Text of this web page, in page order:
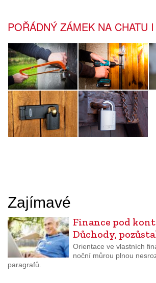
POŘÁDNÝ ZÁMEK NA CHATU
Zajímavé
Finance pod
Důchody,
Orientace ve vlastních
noční můrou plnou
paragrafů.